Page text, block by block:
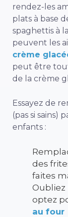
rendez-les
plats à base
spaghettis à
peuvent les
crème
peut être
de la crème
Essayez de
(pas si sains)
enfants :
des
faites
Oubliez
optez
au four